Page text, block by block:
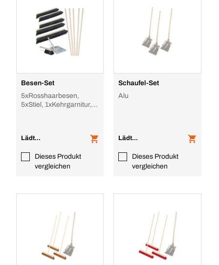
Besen-Set
5xRosshaarbesen,
5xStiel, 1xKehrgarnitur,
Lädt...
Dieses Produkt
vergleichen
Schaufel-Set
Alu
Lädt...
Dieses Produkt
vergleichen